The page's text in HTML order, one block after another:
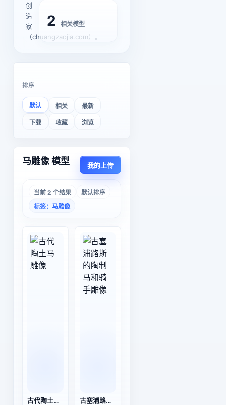
创
造
家
（chuangzaojia.com）。
2 相关模型
排序
默认 相关 最新
下载 收藏 浏览
马雕像 模型 我的上传
当前 2 个结果
默认排序
标签：马雕像
古代陶土马雕像 古塞浦路斯的陶制马和骑手雕像